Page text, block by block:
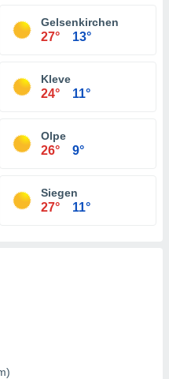
Gelsenkirchen
27° 13°
Kleve
24° 11°
Olpe
26° 9°
Siegen
27° 11°